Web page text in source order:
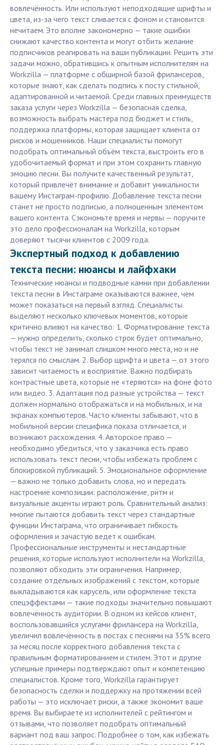
вовлечённость. Или используют неподходящие шрифты и
цвета, из-за чего текст сливается с фоном и становится
нечитаем. Это вполне закономерно — такие ошибки
снижают качество контента и могут отбить желание
подписчиков реагировать на ваши публикации. Решить эти
задачи можно, обратившись к опытным исполнителям на
Workzilla — платформе с обширной базой фрилансеров,
которые знают, как сделать подпись к посту стильной,
адаптированной и читаемой. Среди главных преимуществ
заказа услуги через Workzilla — безопасная сделка,
возможность выбрать мастера под бюджет и стиль,
поддержка платформы, которая защищает клиента от
рисков и мошенников. Наши специалисты помогут
подобрать оптимальный объём текста, выстроить его в
удобочитаемый формат и при этом сохранить главную
эмоцию песни. Вы получите качественный результат,
который привлечёт внимание и добавит уникальности
вашему Инстаграм-профилю. Добавление текста песни
станет не просто подписью, а полноценным элементом
вашего контента. Сэкономьте время и нервы — поручите
это дело профессионалам на Workzilla, которым
доверяют тысячи клиентов с 2009 года.
Экспертный подход к добавлению
текста песни: нюансы и лайфхаки
Технические нюансы и подводные камни при добавлении
текста песни в Инстаграме оказываются важнее, чем
может показаться на первый взгляд. Специалисты
выделяют несколько ключевых моментов, которые
критично влияют на качество: 1. Форматирование текста
— нужно определить, сколько строк будет оптимально,
чтобы текст не занимал слишком много места, но и не
терялся по смыслам. 2. Выбор шрифта и цвета — от этого
зависит читаемость и восприятие. Важно подбирать
контрастные цвета, которые не «теряются» на фоне фото
или видео. 3. Адаптация под разные устройства — текст
должен нормально отображаться и на мобильных, и на
экранах компьютеров. Часто клиенты забывают, что в
мобильной версии специфика показа отличается, и
возникают расхождения. 4. Авторское право —
необходимо убедиться, что у заказчика есть право
использовать текст песни, чтобы избежать проблем с
блокировкой публикаций. 5. Эмоциональное оформление
— важно не только добавить слова, но и передать
настроение композиции: расположение, ритм и
визуальные акценты играют роль. Сравнительный анализ:
многие пытаются добавить текст через стандартные
функции Инстаграма, что ограничивает гибкость
оформления и зачастую ведет к ошибкам.
Профессиональные инструменты и нестандартные
решения, которые используют исполнители на Workzilla,
позволяют обходить эти ограничения. Например,
создание отдельных изображений с текстом, которые
выкладываются как карусель, или оформление текста
спецэффектами — такие подходы значительно повышают
вовлечённость аудитории. В одном из кейсов клиент,
воспользовавшийся услугами фрилансера на Workzilla,
увеличил вовлечённость в постах с песнями на 35% всего
за месяц после корректного добавления текста с
правильным форматированием и стилем. Этот и другие
успешные примеры подтверждают опыт и компетенцию
специалистов. Кроме того, Workzilla гарантирует
безопасность сделки и поддержку на протяжении всей
работы — это исключает риски, а также экономит ваше
время. Вы выбираете из исполнителей с рейтингом и
отзывами, что позволяет подобрать оптимальный
вариант под ваш запрос. Подробнее о том, как избежать